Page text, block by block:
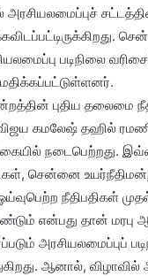
அரசியலமைப்புச்
படிநிலை
புதிய தலைமை
கமலேஷ் தஹில்
நடைபெற்றது.
சென்னை
நீதிபதிகள்
என்பது தான் மரபு
அரசியலமைப்புப்
ஆனால்,